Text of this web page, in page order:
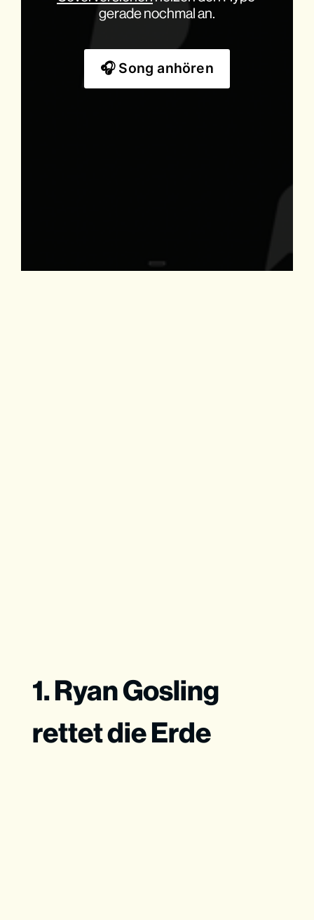
gerade nochmal an.
🎧 Song anhören
1. Ryan Gosling
rettet die Erde